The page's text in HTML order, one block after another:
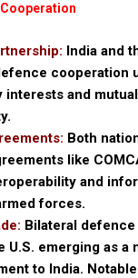
Cooperation
India and
cooperation
interests and
Both
like
and
forces.
Bilateral defence
U.S. emerging as a
to India.